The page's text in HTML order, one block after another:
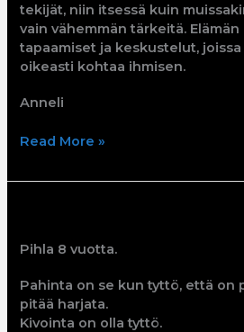
tekijät, niin itsessä kuin
vain vähemmän tärkeitä.
tapaamiset ja keskustelut,
oikeasti kohtaa ihmisen.
Anneli
Read More »
Pihla 8 vuotta.
Pahinta on se kun tyttö, että on
pitää harjata.
Kivointa on olla tyttö.